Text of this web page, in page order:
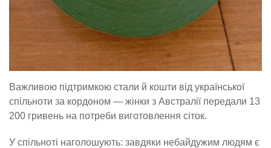
Важливою підтримкою стали й кошти від української
спільноти за кордоном — жінки з Австралії передали 13
200 гривень на потреби виготовлення сіток.
У спільноті наголошують: завдяки небайдужим людям є